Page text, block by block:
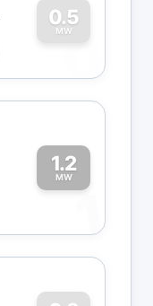
0.5
MW
0
1.2
MW
1